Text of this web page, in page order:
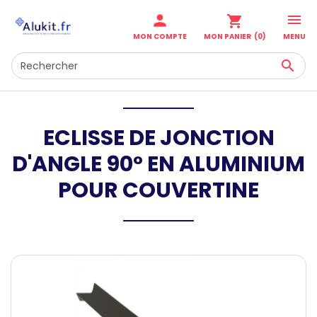
person
MON COMPTE
shopping_cart
MON PANIER (0)

MENU

ECLISSE DE JONCTION
D'ANGLE 90° EN ALUMINIUM
POUR COUVERTINE